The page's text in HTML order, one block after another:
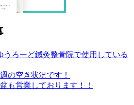
うろーど鍼灸整骨院で使用している
の空き状況です！
も営業しております！！